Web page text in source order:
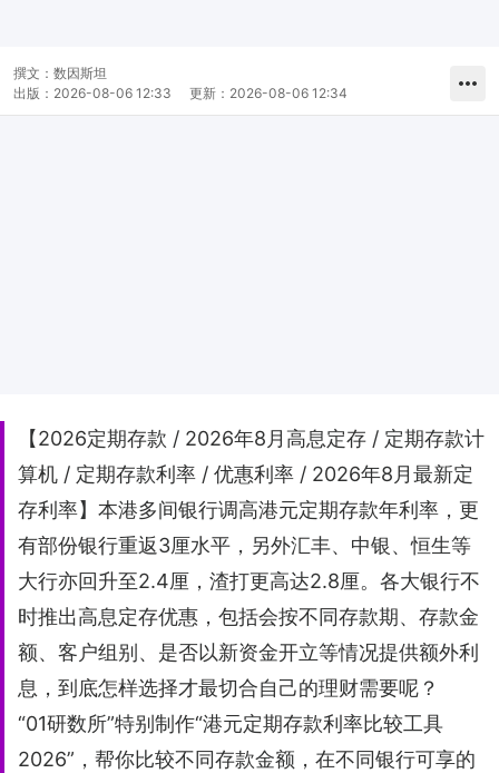
撰文： 数因斯坦
出版： 2026-08-06 12:33 更新： 2026-08-06 12:34
【2026定期存款 / 2026年8月高息定存 / 定期存款计
算机 / 定期存款利率 / 优惠利率 / 2026年8月最新定
存利率】本港多间银行调高港元定期存款年利率，更
有部份银行重返3厘水平，另外汇丰、中银、恒生等
大行亦回升至2.4厘，渣打更高达2.8厘。各大银行不
时推出高息定存优惠，包括会按不同存款期、存款金
额、客户组别、是否以新资金开立等情况提供额外利
息，到底怎样选择才最切合自己的理财需要呢？
“01研数所”特别制作“港元定期存款利率比较工具
2026”，帮你比较不同存款金额，在不同银行可享的